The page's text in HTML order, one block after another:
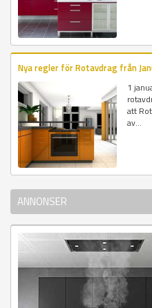
Nya regler för Rotavdrag från
1
att
av...
ANNONSER